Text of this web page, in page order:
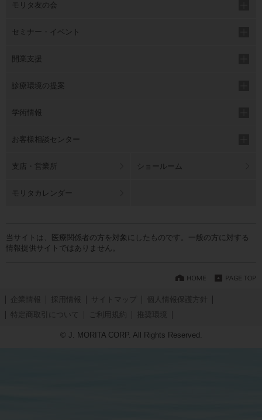
モリタ友の会
セミナー・イベント
開業支援
診療環境の提案
学術情報
お客様相談センター
支店・営業所 ショールーム
モリタカレンダー
当サイトは、医療関係者の方を対象にしたものです。一般の方に対する
情報提供サイトではありません。
企業情報 採用情報 サイトマップ
個人情報保護方針
特定商取引について
ご利用規約 推奨環境
© J. MORITA CORP. All Rights Reserved.